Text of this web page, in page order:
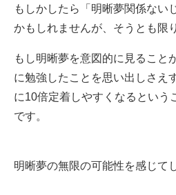
もしかしたら「明晰夢関係ない
かもしれませんが、そうとも限
もし明晰夢を意図的に見ること
に勉強したことを思い出しさえ
に10倍定着しやすくなるという
です。
明晰夢の無限の可能性を感じて